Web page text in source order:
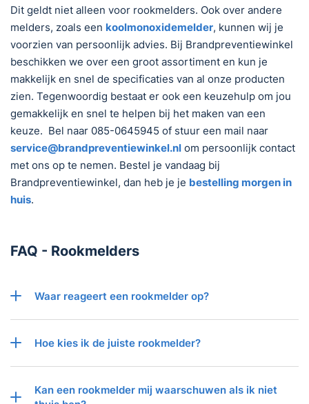
Dit geldt niet alleen voor rookmelders. Ook over andere
melders, zoals een koolmonoxidemelder, kunnen wij je
voorzien van persoonlijk advies. Bij Brandpreventiewinkel
beschikken we over een groot assortiment en kun je
makkelijk en snel de specificaties van al onze producten
zien. Tegenwoordig bestaat er ook een keuzehulp om jou
gemakkelijk en snel te helpen bij het maken van een
keuze. Bel naar 085-0645945 of stuur een mail naar
service@brandpreventiewinkel.nl om persoonlijk contact
met ons op te nemen. Bestel je vandaag bij
Brandpreventiewinkel, dan heb je je bestelling morgen in
huis.
FAQ - Rookmelders
Waar reageert een rookmelder op?
Hoe kies ik de juiste rookmelder?
Kan een rookmelder mij waarschuwen als ik niet